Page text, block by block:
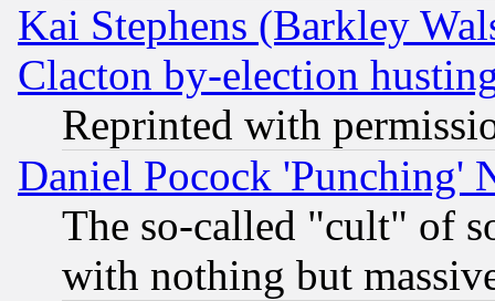
Kai Stephens (Barkley
Clacton by-election
Reprinted with
Daniel Pocock 'Punching'
The so-called "cult" of
with nothing but